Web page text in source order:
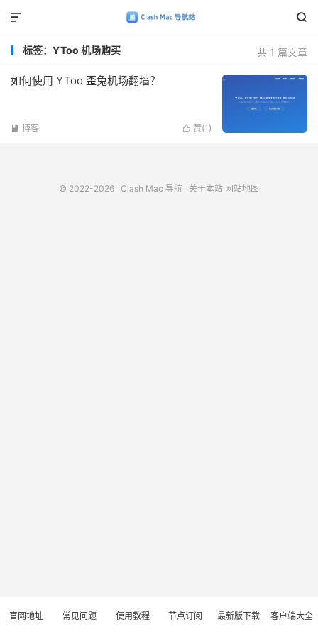


共 1 篇文章
标签：YToo 机场购买
如何使用 YToo 歪兔机场翻墙？
 赞(1 )
 博客
© 2022-2026 Clash Mac 导航 关于本站 网站地图
官网地址 常见问题 使用教程 节点订阅 最新版下载 客户端大全